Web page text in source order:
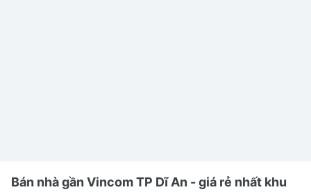
Bán nhà gần Vincom TP Dĩ An - giá rẻ nhất khu